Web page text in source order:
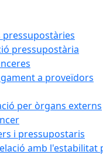
pressupostària
a proveïdors
per òrgans externs
i pressupostaris
amb l'estabilitat